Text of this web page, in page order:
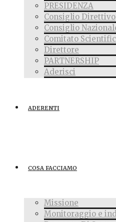
PRESIDENZA
Consiglio Direttivo
Consiglio
Comitato
Direttore
PARTNERSHIP
Aderisci
ADERENTI
COSA FACCIAMO
Missione
Monitoraggio e